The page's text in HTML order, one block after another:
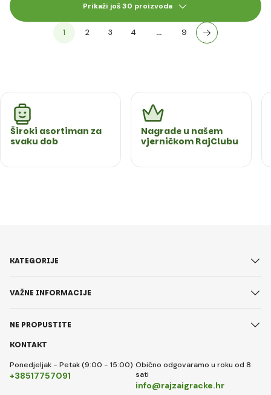
Prikaži još 30 proizvoda
1 2 3 4 … 9
Široki asortiman za
svaku dob
Nagrade u našem
vjerničkom RajClubu
KONTAKT
Ponedjeljak - Petak (9:00 - 15:00)
+38517757091
Obično odgovaramo u roku od 8
sati
info@rajzaigracke.hr
KATEGORIJE
VAŽNE INFORMACIJE
NE PROPUSTITE